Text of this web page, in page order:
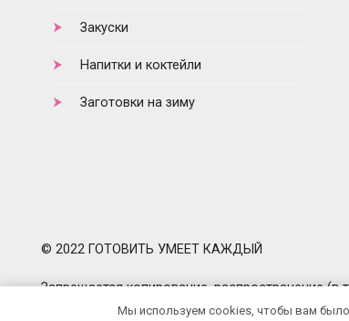
Закуски
Напитки и коктейли
Заготовки на зиму
© 2022 ГОТОВИТЬ УМЕЕТ КАЖДЫЙ
Запрещается копирование, распространение (в
любое иное использование информации и
Мы используем cookies, чтобы вам